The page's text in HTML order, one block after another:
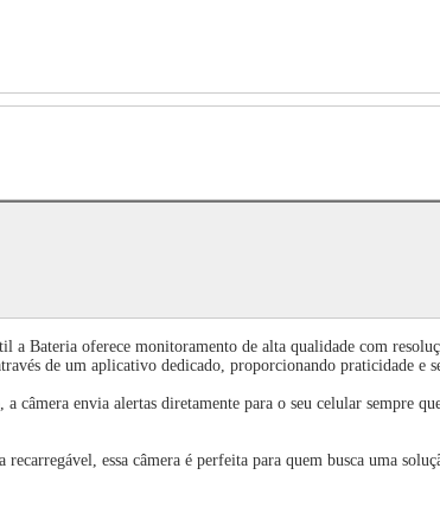
a Bateria oferece monitoramento de alta qualidade com
de um aplicativo dedicado, proporcionando praticidade e
câmera envia alertas diretamente para o seu celular sempre
essa câmera é perfeita para quem busca uma